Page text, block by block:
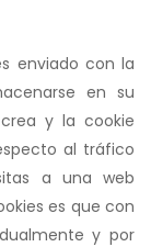
enviado con la
en su
y la cookie
al tráfico
a una web
es que con
y por